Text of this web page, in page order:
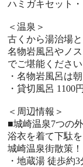
ハミガキセット
＜温泉＞
古くから湯治場
名物岩風呂やノ
でご堪能ください
・名物岩風呂は
・貸切風呂 1100
＜周辺情報＞
■城崎温泉7つの
浴衣を着て下駄
城崎温泉街散策！
・地蔵湯 徒歩約3